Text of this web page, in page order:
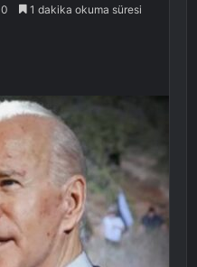
0 1 dakika okuma süresi